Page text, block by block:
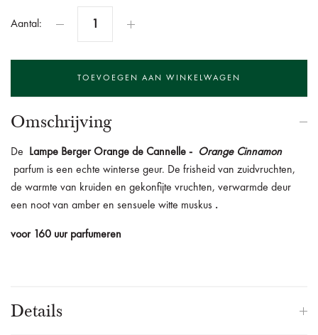
Aantal:
Omschrijving
De Lampe Berger Orange de Cannelle -
Orange Cinnamon
parfum is een echte winterse geur. De frisheid van zuidvruchten,
de warmte van kruiden en gekonfijte vruchten, verwarmde deur
een noot van amber en sensuele witte muskus .
voor 160 uur parfumeren
Details